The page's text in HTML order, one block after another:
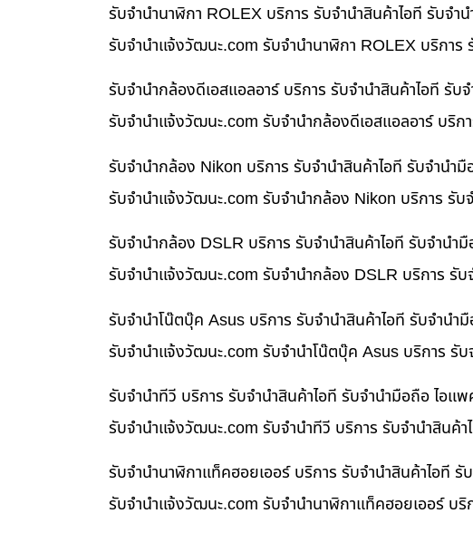
รับจำนำนาฬิกา ROLEX บริการ รับจำนำสินค้าไอที รับจ
รับจํานําแจ้งวัฒนะ.com รับจำนำนาฬิกา ROLEX บริการ
รับจำนำกล้องดีเอสแอลอาร์ บริการ รับจำนำสินค้าไอที รั
รับจํานําแจ้งวัฒนะ.com รับจำนำกล้องดีเอสแอลอาร์ บริ
รับจำนำกล้อง Nikon บริการ รับจำนำสินค้าไอที รับจำนำ
รับจํานําแจ้งวัฒนะ.com รับจำนำกล้อง Nikon บริการ รั
รับจำนำกล้อง DSLR บริการ รับจำนำสินค้าไอที รับจำน
รับจํานําแจ้งวัฒนะ.com รับจำนำกล้อง DSLR บริการ รั
รับจำนำโน๊ตบุ๊ค Asus บริการ รับจำนำสินค้าไอที รับจำน
รับจํานําแจ้งวัฒนะ.com รับจำนำโน๊ตบุ๊ค Asus บริการ รั
รับจำนำทีวี บริการ รับจำนำสินค้าไอที รับจำนำมือถือ ไอแ
รับจํานําแจ้งวัฒนะ.com รับจำนำทีวี บริการ รับจำนำสินค้
รับจำนำนาฬิกาแท็คฮอยเออร์ บริการ รับจำนำสินค้าไอที
รับจํานําแจ้งวัฒนะ.com รับจำนำนาฬิกาแท็คฮอยเออร์ บ